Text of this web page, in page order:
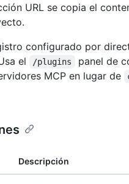
URL se copia el
configurado por
el
/plugins
panel de
MCP en lugar de
Descripción